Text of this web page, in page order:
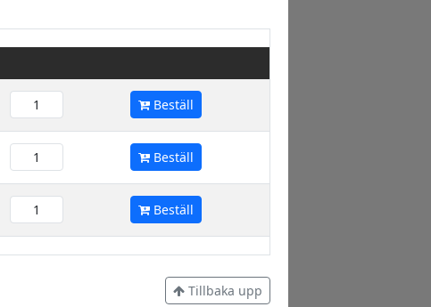
Beställ
Beställ
Beställ
Tillbaka upp